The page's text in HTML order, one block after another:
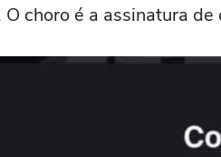
O choro é a assinatura